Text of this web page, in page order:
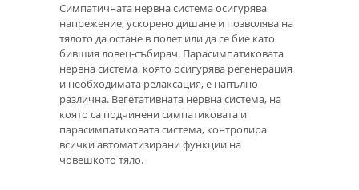
Симпатичната нервна система осигурява
напрежение, ускорено дишане и позволява на
тялото да остане в полет или да се бие като
бившия ловец-събирач. Парасимпатиковата
нервна система, която осигурява регенерация
и необходимата релаксация, е напълно
различна. Вегетативната нервна система, на
която са подчинени симпатиковата и
парасимпатиковата система, контролира
всички автоматизирани функции на
човешкото тяло.